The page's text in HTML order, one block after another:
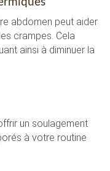
abdomen peut aider
crampes. Cela
ainsi à diminuer la
un soulagement
à votre routine